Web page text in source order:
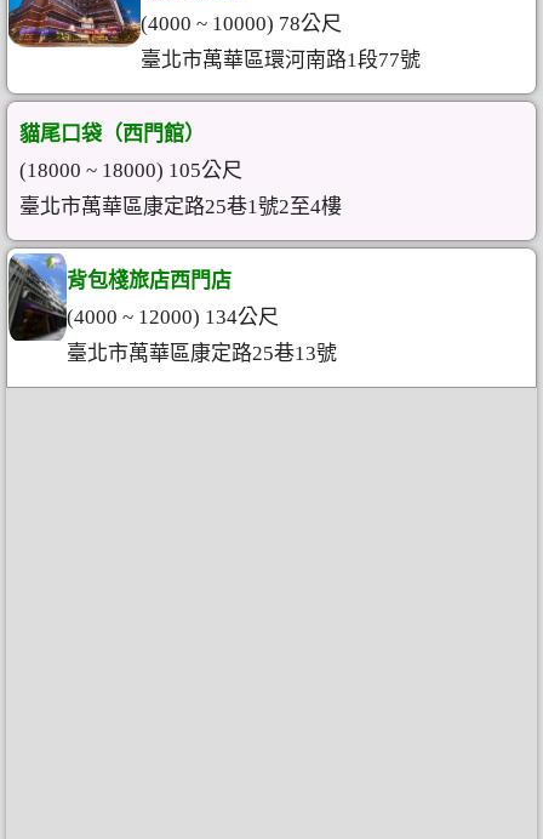
(4000 ~ 10000) 78公尺
臺北市萬華區環河南路1段77號
貓尾口袋（西門館）
(18000 ~ 18000) 105公尺
臺北市萬華區康定路25巷1號2至4樓
背包棧旅店西門店
(4000 ~ 12000) 134公尺
臺北市萬華區康定路25巷13號